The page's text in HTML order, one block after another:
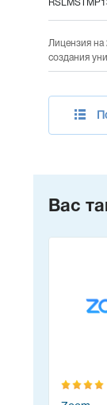
Лицензия
создания
Вас